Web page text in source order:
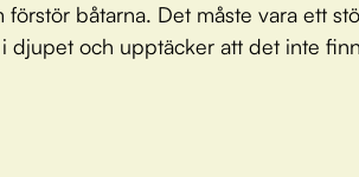
båtarna. Det måste vara ett
djupet och upptäcker att det inte